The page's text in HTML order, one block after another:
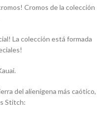
Cromos de la colección
La colección está formada
del alienígena más caótico,
Stitch: